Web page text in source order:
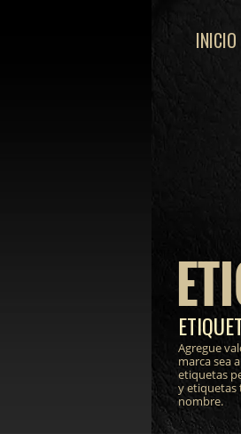
Agregue
marca sea
etiquetas
y etiquetas
nombre.
INICIO